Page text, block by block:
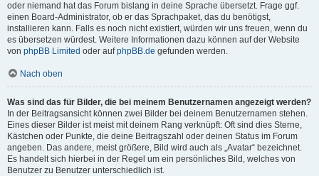
oder niemand hat das Forum bislang in deine Sprache übersetzt. Frage ggf.
einen Board-Administrator, ob er das Sprachpaket, das du benötigst,
installieren kann. Falls es noch nicht existiert, würden wir uns freuen, wenn du
es übersetzen würdest. Weitere Informationen dazu können auf der Website
von phpBB Limited oder aufphpBB.de gefunden werden.
Nach oben
Was sind das für Bilder, die bei meinem Benutzernamen angezeigt werden?
In der Beitragsansicht können zwei Bilder bei deinem Benutzernamen stehen.
Eines dieser Bilder ist meist mit deinem Rang verknüpft: Oft sind dies Sterne,
Kästchen oder Punkte, die deine Beitragszahl oder deinen Status im Forum
angeben. Das andere, meist größere, Bild wird auch als „Avatar“ bezeichnet.
Es handelt sich hierbei in der Regel um ein persönliches Bild, welches von
Benutzer zu Benutzer unterschiedlich ist.